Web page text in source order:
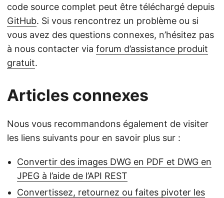
code source complet peut être téléchargé depuis
GitHub. Si vous rencontrez un problème ou si
vous avez des questions connexes, n’hésitez pas
à nous contacter via forum d’assistance produit
gratuit.
Articles connexes
Nous vous recommandons également de visiter
les liens suivants pour en savoir plus sur :
Convertir des images DWG en PDF et DWG en
JPEG à l’aide de l’API REST
Convertissez, retournez ou faites pivoter les